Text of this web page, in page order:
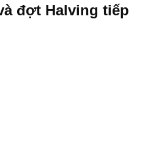
đợt Halving tiếp